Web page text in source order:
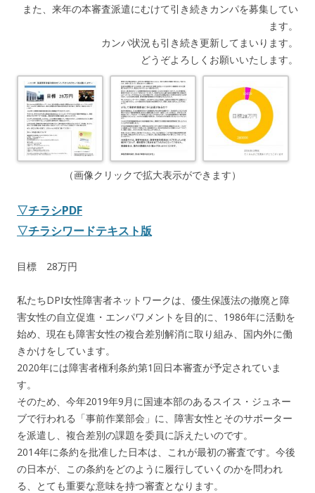
また、来年の本審査派遣にむけて引き続きカンパを募集してい
ます。
カンパ状況も引き続き更新してまいります。
どうぞよろしくお願いいたします。
（画像クリックで拡大表示ができます）
▽チラシPDF
▽チラシワードテキスト版
目標 28万円
私たちDPI女性障害者ネットワークは、優生保護法の撤廃と障
害女性の自立促進・エンパワメントを目的に、1986年に活動を
始め、現在も障害女性の複合差別解消に取り組み、国内外に働
きかけをしています。
2020年には障害者権利条約第1回日本審査が予定されていま
す。
そのため、今年2019年9月に国連本部のあるスイス・ジュネー
ブで行われる「事前作業部会」に、障害女性とそのサポーター
を派遣し、複合差別の課題を委員に訴えたいのです。
2014年に条約を批准した日本は、これが最初の審査です。今後
の日本が、この条約をどのように履行していくのかを問われ
る、とても重要な意味を持つ審査となります。